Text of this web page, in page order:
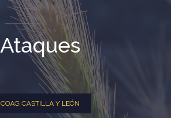
Ataques
COAG CASTILLA Y LEÓN